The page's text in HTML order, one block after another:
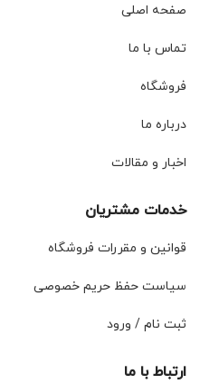
صفحه اصلی
تماس با ما
فروشگاه
درباره ما
اخبار و مقالات
خدمات مشتریان
قوانین و مقررات فروشگاه
سیاست حفظ حریم خصوصی
ثبت نام / ورود
ارتباط با ما